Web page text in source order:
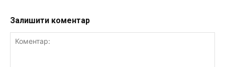
Залишити коментар